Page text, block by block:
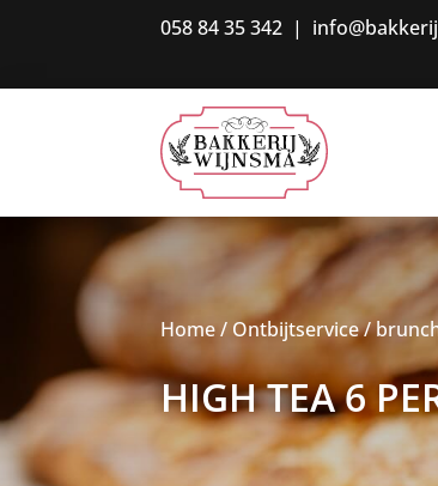
058 84 35 342 |
Home/ Ontbijtservice /
HIGH TEA 6